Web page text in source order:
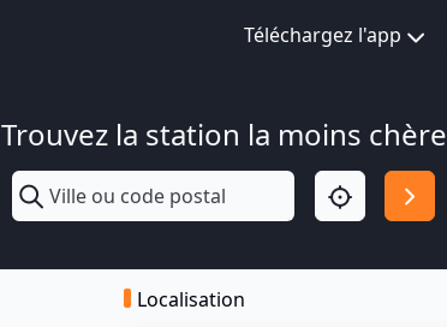
Téléchargez l'app
Trouvez la station la moins chère
Localisation